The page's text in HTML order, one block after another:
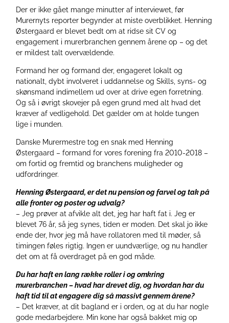
Der er ikke gået mange minutter af interviewet, før
Murernyts reporter begynder at miste overblikket. Henning
Østergaard er blevet bedt om at ridse sit CV og
engagement i murerbranchen gennem årene op – og det
er mildest talt overvældende.
Formand her og formand der, engageret lokalt og
nationalt, dybt involveret i uddannelse og Skills, syns- og
skønsmand indimellem ud over at drive egen forretning.
Og så i øvrigt skovejer på egen grund med alt hvad det
kræver af vedligehold. Det gælder om at holde tungen
lige i munden.
Danske Murermestre tog en snak med Henning
Østergaard – formand for vores forening fra 2010-2018 –
om fortid og fremtid og branchens muligheder og
udfordringer.
Henning Østergaard, er det nu pension og farvel og tak på
alle fronter og poster og udvalg?
– Jeg prøver at afvikle alt det, jeg har haft fat i. Jeg er
blevet 76 år, så jeg synes, tiden er moden. Det skal jo ikke
ende der, hvor jeg må have rollatoren med til møder, så
timingen føles rigtig. Ingen er uundværlige, og nu handler
det om at få overdraget på en god måde.
Du har haft en lang række roller i og omkring
murerbranchen – hvad har drevet dig, og hvordan har du
haft tid til at engagere dig så massivt gennem årene?
– Det kræver, at dit bagland er i orden, og at du har nogle
gode medarbejdere. Min kone har også bakket mig op